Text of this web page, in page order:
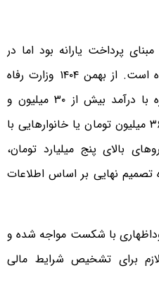
پرداخت یارانه بود اما در
حال حاضر این فرمول تغییر کرده است. از بهمن ۱۴۰۴ وزارت رفاه
اعلام کرد که خانوارهای یک‌ نفره با درآمد بیش از ۳۰ میلیون و
خانوار دو نفره با درآمد بیش از ۳۶ میلیون تومان یا خانوارهایی با
و خودروهای بالای پنج میلیارد تومان،
تصمیم نهایی بر اساس اطلاعات
با شکست مواجه شده و
برای تشخیص شرایط مالی